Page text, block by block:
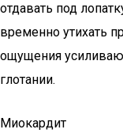
отдавать под
временно утихать
ощущения
глотании.
Миокардит